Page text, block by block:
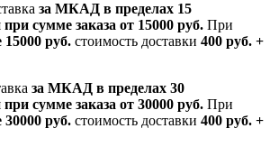
за МКАД в пределах 15
при сумме заказа от 15000 руб. При
15000 руб. стоимость доставки 400 руб. +
за МКАД в пределах 30
при сумме заказа от 30000 руб. При
30000 руб. стоимость доставки 400 руб. +